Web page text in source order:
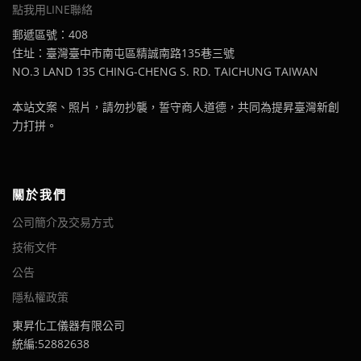
點我用LINE聯絡
郵遞區號：408
住址：臺灣臺中市南屯區精誠南路135巷三號
NO.3 LAND 135 CHING-CHENG S. RD. TAICHUNG TAIWAN
本站文案、照片，請勿抄襲，誓守商人道德，共同為提昇臺灣新創
力打拼。
關於我們
公司簡介及交易方式
技術文件
公告
隱私權政策
東昇化工儀器有限公司
統編:52882638